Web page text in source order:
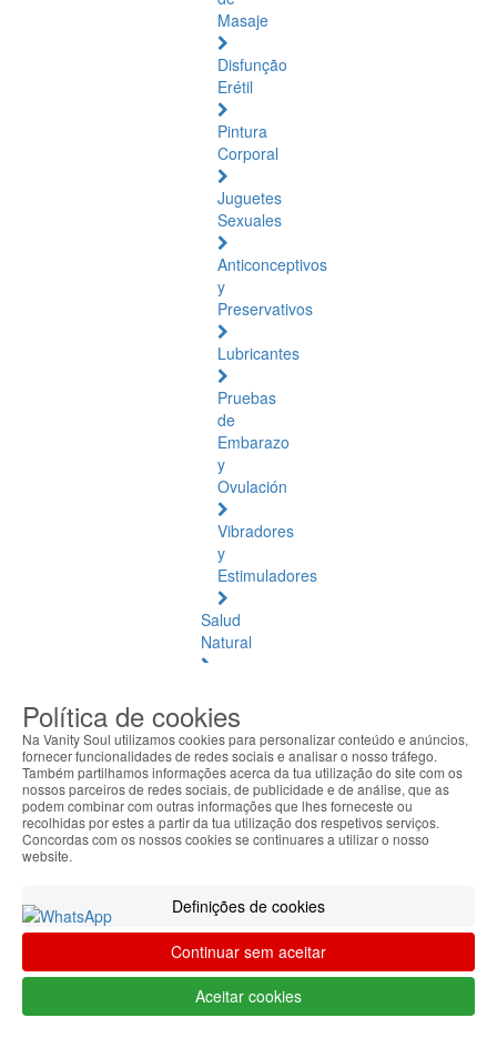
Masaje
Disfunção
Erétil
Pintura
Corporal
Juguetes
Sexuales
Anticonceptivos
y
Preservativos
Lubricantes
Pruebas
de
Embarazo
y
Ovulación
Vibradores
y
Estimuladores
Salud
Natural
Natural
Ver
todos
Ámbar
Báltico
Músculos
Bienestar
Diario
Circulación
Política de cookies
Na Vanity Soul utilizamos cookies para personalizar conteúdo e anúncios,
fornecer funcionalidades de redes sociais e analisar o nosso tráfego.
Também partilhamos informações acerca da tua utilização do site com os
nossos parceiros de redes sociais, de publicidade e de análise, que as
podem combinar com outras informações que lhes forneceste ou
recolhidas por estes a partir da tua utilização dos respetivos serviços.
Concordas com os nossos cookies se continuares a utilizar o nosso
website.
Definições de cookies
Continuar sem aceitar
Aceitar cookies